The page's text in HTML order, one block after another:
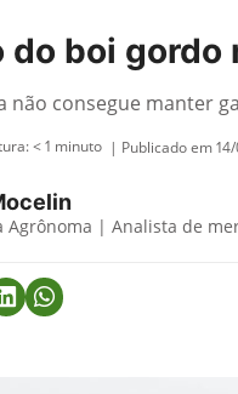
do boi gordo
não consegue manter
< 1 minuto | Publicado em
Agrônoma | Analista de